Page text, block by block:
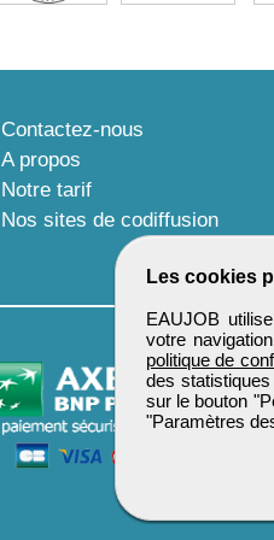
Les cookies
EAUJOB
votre
politique de
des
sur le bouton
"Paramètres
Contactez-nous
A propos
Notre tarif
Nos sites de codiffusion